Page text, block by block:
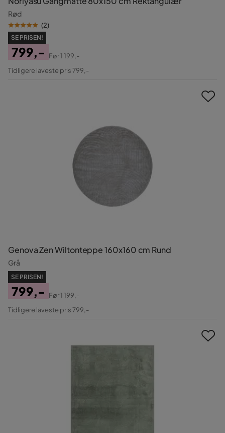
Rød
(2)
SE PRISEN!
Pris
799,-
Original
Før1 199,-
Tidligere laveste pris 799,-
Genova Zen Wiltonteppe 160x160 cm Rund
Grå
SE PRISEN!
Pris
799,-
Original
Før1 199,-
Tidligere laveste pris 799,-